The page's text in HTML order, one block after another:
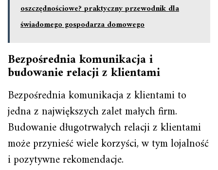
oszczędnościowe? praktyczny przewodnik dla
świadomego gospodarza domowego
Bezpośrednia komunikacja i
budowanie relacji z klientami
Bezpośrednia komunikacja z klientami to
jedna z największych zalet małych firm.
Budowanie długotrwałych relacji z klientami
może przynieść wiele korzyści, w tym lojalność
i pozytywne rekomendacje.